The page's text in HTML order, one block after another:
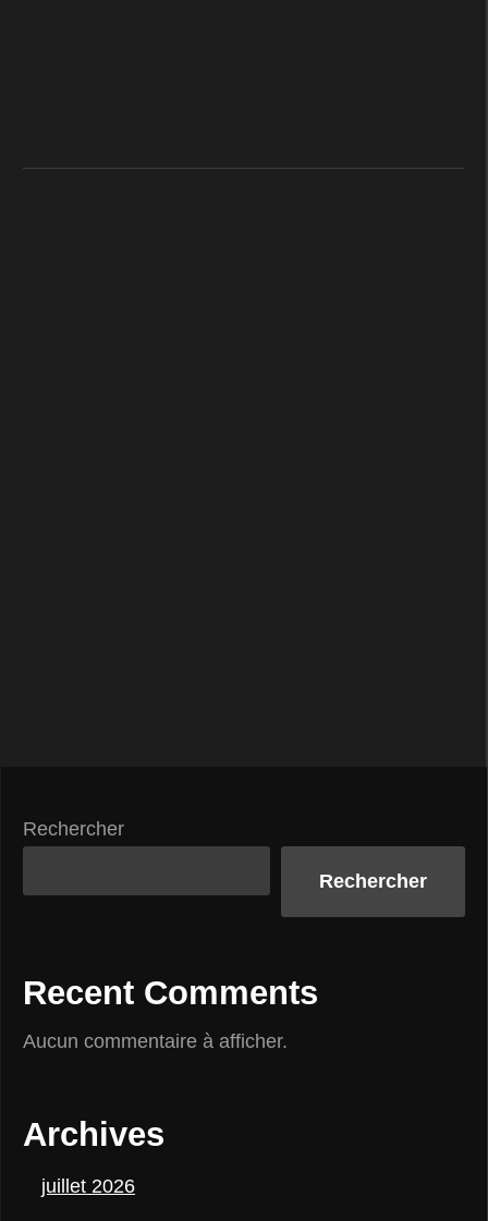
Rechercher
Rechercher
Recent Comments
Aucun commentaire à afficher.
Archives
juillet 2026